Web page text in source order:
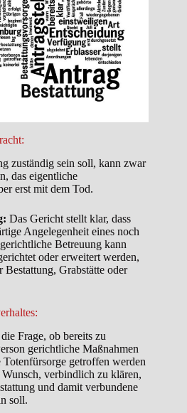
zuständig sein soll, kann zwar
das eigentliche
erst mit dem Tod.
Das Gericht stellt klar, dass
Angelegenheit eines noch
Betreuung kann
oder erweitert werden,
Grabstätte oder
Frage, ob bereits zu
gerichtliche Maßnahmen
getroffen werden
verbindlich zu klären,
und damit verbundene
soll.